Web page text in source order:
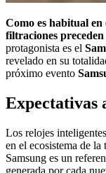
Como es habitual en
filtraciones
protagonista es el
revelado en su
próximo evento
Expectativas
Los relojes
en el ecosistema de
Samsung es un
generada por cada